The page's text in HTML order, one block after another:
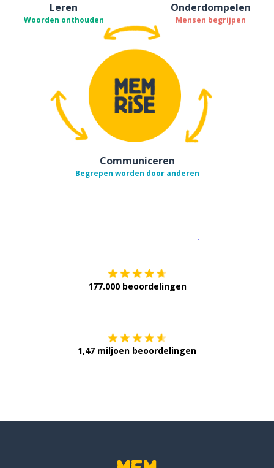
Leren
Woorden onthouden
Onderdompelen
Mensen begrijpen
Communiceren
Begrepen worden door anderen
177.000 beoordelingen
1,47 miljoen beoordelingen